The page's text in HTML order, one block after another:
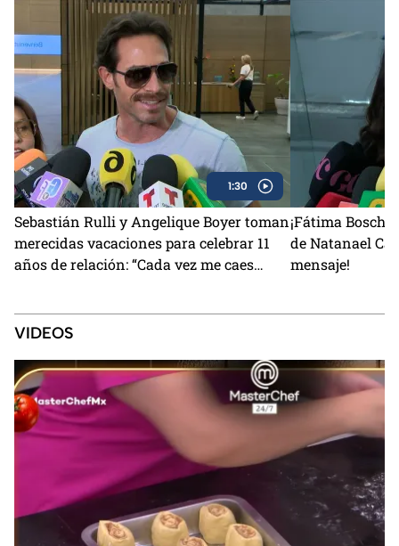
1:30
Sebastián Rulli y Angelique Boyer toman
merecidas vacaciones para celebrar 11
años de relación: “Cada vez me caes
¡Fátima Bosch
de Natanael
mensaje!
VIDEOS